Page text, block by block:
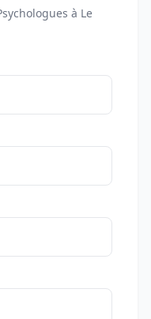
à Le